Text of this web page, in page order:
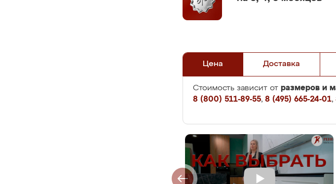
Цена Доставка
Стоимость зависит от размеров и
8 (800) 511-89-55, 8 (495) 665-24-01,